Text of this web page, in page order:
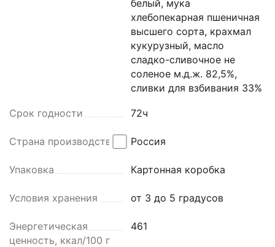
белый, мука
хлебопекарная пшеничная
высшего сорта, крахмал
кукурузный, масло
сладко-сливочное не
соленое м.д.ж. 82,5%,
сливки для взбивания 33%
Срок годности 72ч
Страна производства Россия
Упаковка Картонная коробка
Условия хранения от 3 до 5 градусов
Энергетическая
ценность, ккал/100 г
461